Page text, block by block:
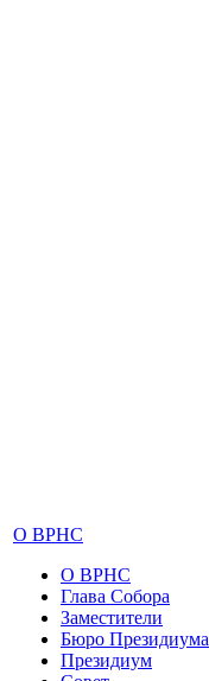
О ВРНС
О ВРНС
Глава Собора
Заместители
Бюро Президиума
Президиум